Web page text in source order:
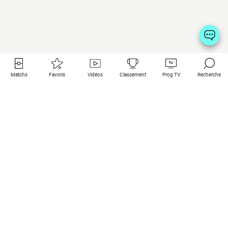
Matchs Favoris Vidéos Classement Prog TV Recherche